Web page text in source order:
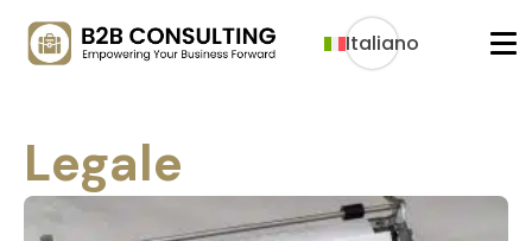
Italiano
Legale